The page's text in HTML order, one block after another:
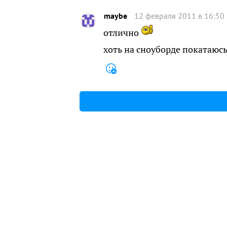
maybe 12 февраля 2011 в 16:50
отлично
хоть на сноуборде